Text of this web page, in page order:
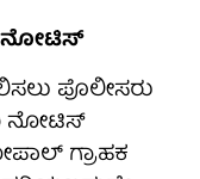
ನೋಟಿಸ್
ಪೊಲೀಸರು
ನೋಟಿಸ್
ಗ್ರಾಹಕ